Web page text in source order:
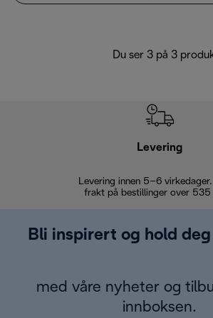
Du ser 3 på 3
Levering
Levering innen 5–6
frakt på bestillinger over 535
Bli inspirert og hold
med våre nyheter og
innboksen.